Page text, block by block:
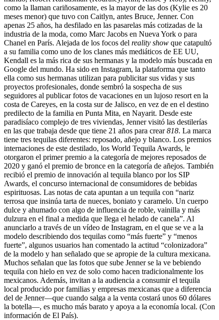
como la llaman cariñosamente, es la mayor de las dos (Kylie es 20
meses menor) que tuvo con Caitlyn, antes Bruce, Jenner. Con
apenas 25 años, ha desfilado en las pasarelas más cotizadas de la
industria de la moda, como Marc Jacobs en Nueva York o para
Chanel en París. Alejada de los focos del reality show que catapultó
a su familia como uno de los clanes más mediáticos de EE UU,
Kendall es la más rica de sus hermanas y la modelo más buscada en
Google del mundo. Ha sido en Instagram, la plataforma que tanto
ella como sus hermanas utilizan para publicitar sus vidas y sus
proyectos profesionales, donde sembró la sospecha de sus
seguidores al publicar fotos de vacaciones en un lujoso resort en la
costa de Careyes, en la costa sur de Jalisco, en vez de en el destino
predilecto de la familia en Punta Mita, en Nayarit. Desde este
paradisíaco complejo de tres viviendas, Jenner visitó las destilerías
en las que trabaja desde que tiene 21 años para crear818. La marca
tiene tres tequilas diferentes: reposado, añejo y blanco. Los premios
internaciones de este destilado, los World Tequila Awards, le
otorgaron el primer premio a la categoría de mejores reposados de
2020 y ganó el premio de bronce en la categoría de añejos. También
recibió el premio de innovación al tequila blanco por los SIP
Awards, el concurso internacional de consumidores de bebidas
espirituosas. Las notas de cata apuntan a un tequila con “nariz
terrosa que insinúa tarta de nueces, boniato y caramelo. Un cuerpo
dulce y ahumado con algo de influencia de roble, vainilla y más
dulzura en el final a medida que llega el helado de canela”. Al
anunciarlo a través de un vídeo de Instagram, en el que se ve a la
modelo describiendo dos tequilas como “más fuerte” y “menos
fuerte”, algunos usuarios han comentado la actitud “colonizadora”
de la modelo y han señalado que se apropie de la cultura mexicana.
Muchos señalan que las fotos que sube Jenner se la ve bebiendo
tequila con hielo en vez de solo como hacen tradicionalmente los
mexicanos. Además, invitan a la audiencia a consumir el tequila
local producido por familias y empresas mexicanas que a diferencia
del de Jenner—que cuando salga a la venta costará unos 60 dólares
la botella—, es mucho más barato y apoya a la economía local. (Con
información de El País).